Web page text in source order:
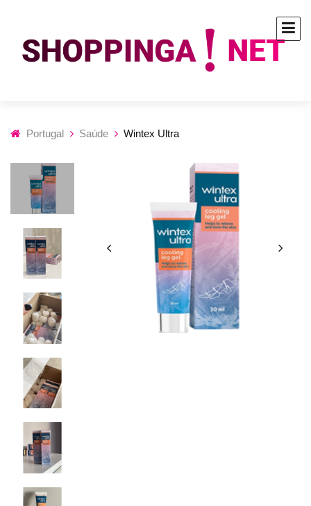
Portugal Saúde Wintex Ultra